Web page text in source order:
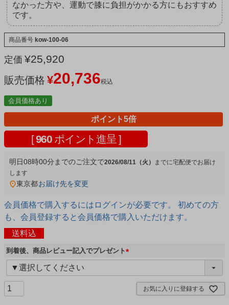
なかった方や、運動で膝に負担がかかる方にもおすすめ
です。
商品番号 kow-100-06
定価 ¥25,920
販売価格 ¥20,736税込
会員価格あり
ポイント5倍
[ 960 ポイント進呈 ]
明日08時00分 までのご注文で2026/08/11（火） 宅配便
東京都お届け先を変更
会員価格で購入するにはログインが必要です。 初めての方
も、会員登録すると会員価格で購入いただけます。
送料込
到着後、商品レビュー記入でプレゼント
お気に入りに登録する